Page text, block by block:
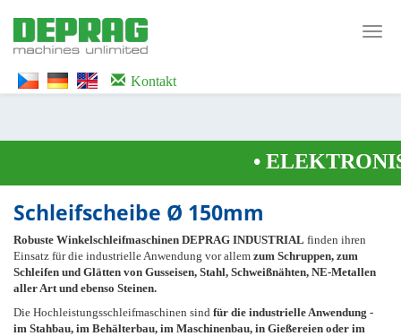
WTG9QS7C" height="0" width="0" style="display:none;visibility:hidden">
</iframe></noscript>
Kontakt
•
Schleifscheibe Ø 150mm
Robuste Winkelschleifmaschinen DEPRAG INDUSTRIAL finden ihren
Einsatz für die industrielle Anwendung vor allem zum Schruppen, zum
Schleifen und Glätten von Gusseisen, Stahl, Schweißnähten, NE-Metallen
aller Art und ebenso Steinen.
Die Hochleistungsschleifmaschinen sind für die industrielle Anwendung -
im Stahbau, im Behälterbau, im Maschinenbau, in Gießereien oder im